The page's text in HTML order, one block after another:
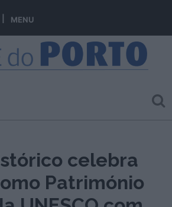
MENU
celebra
Património